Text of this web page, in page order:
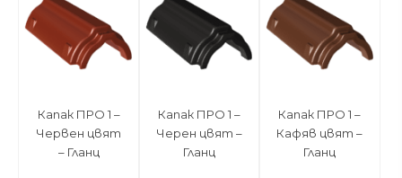
Капак ПРО 1 –
Червен цвят
– Гланц
Капак ПРО 1 –
Черен цвят –
Гланц
Капак ПРО 1 –
Кафяв цвят –
Гланц